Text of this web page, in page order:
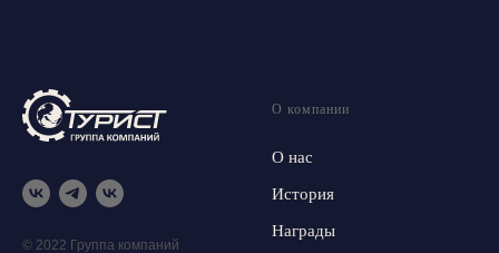
© 2022 Группа компаний
О компании
О нас
История
Награды